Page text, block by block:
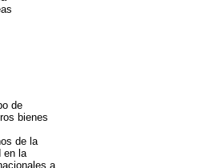
de
bienes
de la
en la
a